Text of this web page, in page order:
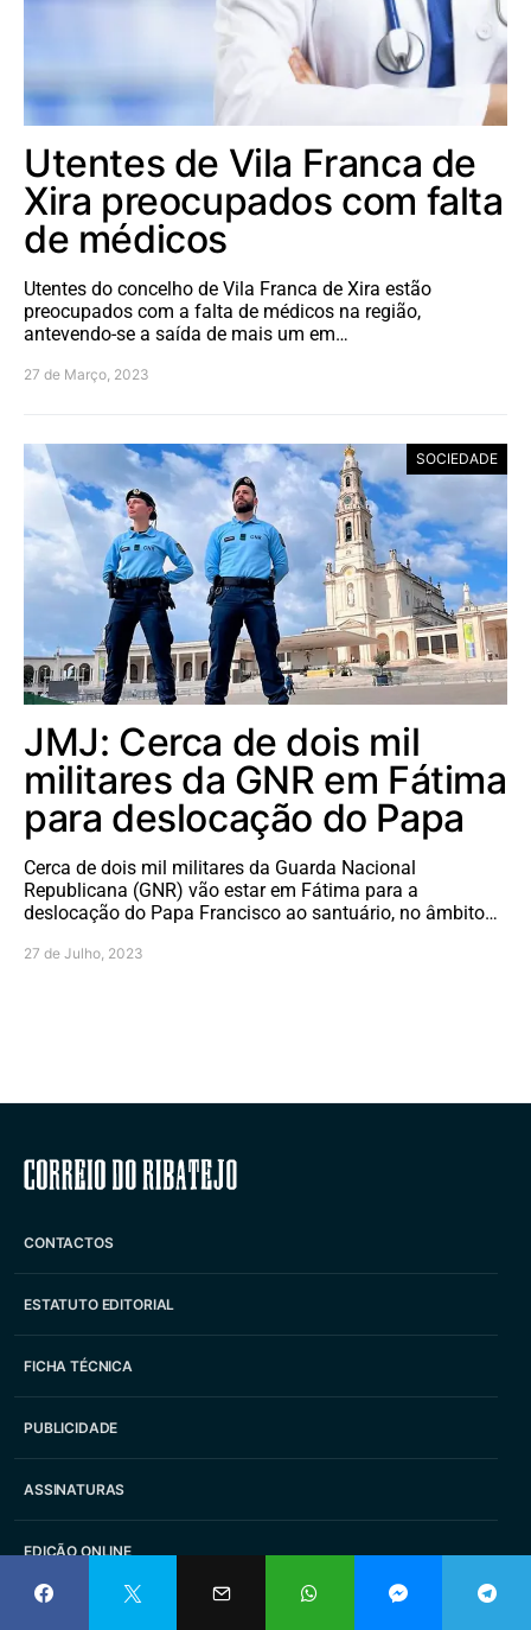
Utentes de Vila Franca de
Xira preocupados com falta
de médicos
Utentes do concelho de Vila Franca de Xira estão
preocupados com a falta de médicos na região,
antevendo-se a saída de mais um em…
27 de Março, 2023
SOCIEDADE
JMJ: Cerca de dois mil
militares da GNR em Fátima
para deslocação do Papa
Cerca de dois mil militares da Guarda Nacional
Republicana (GNR) vão estar em Fátima para a
deslocação do Papa Francisco ao santuário, no âmbito…
27 de Julho, 2023
Correio do Ribatejo
CONTACTOS
ESTATUTO EDITORIAL
FICHA TÉCNICA
PUBLICIDADE
ASSINATURAS
EDIÇÃO ONLINE